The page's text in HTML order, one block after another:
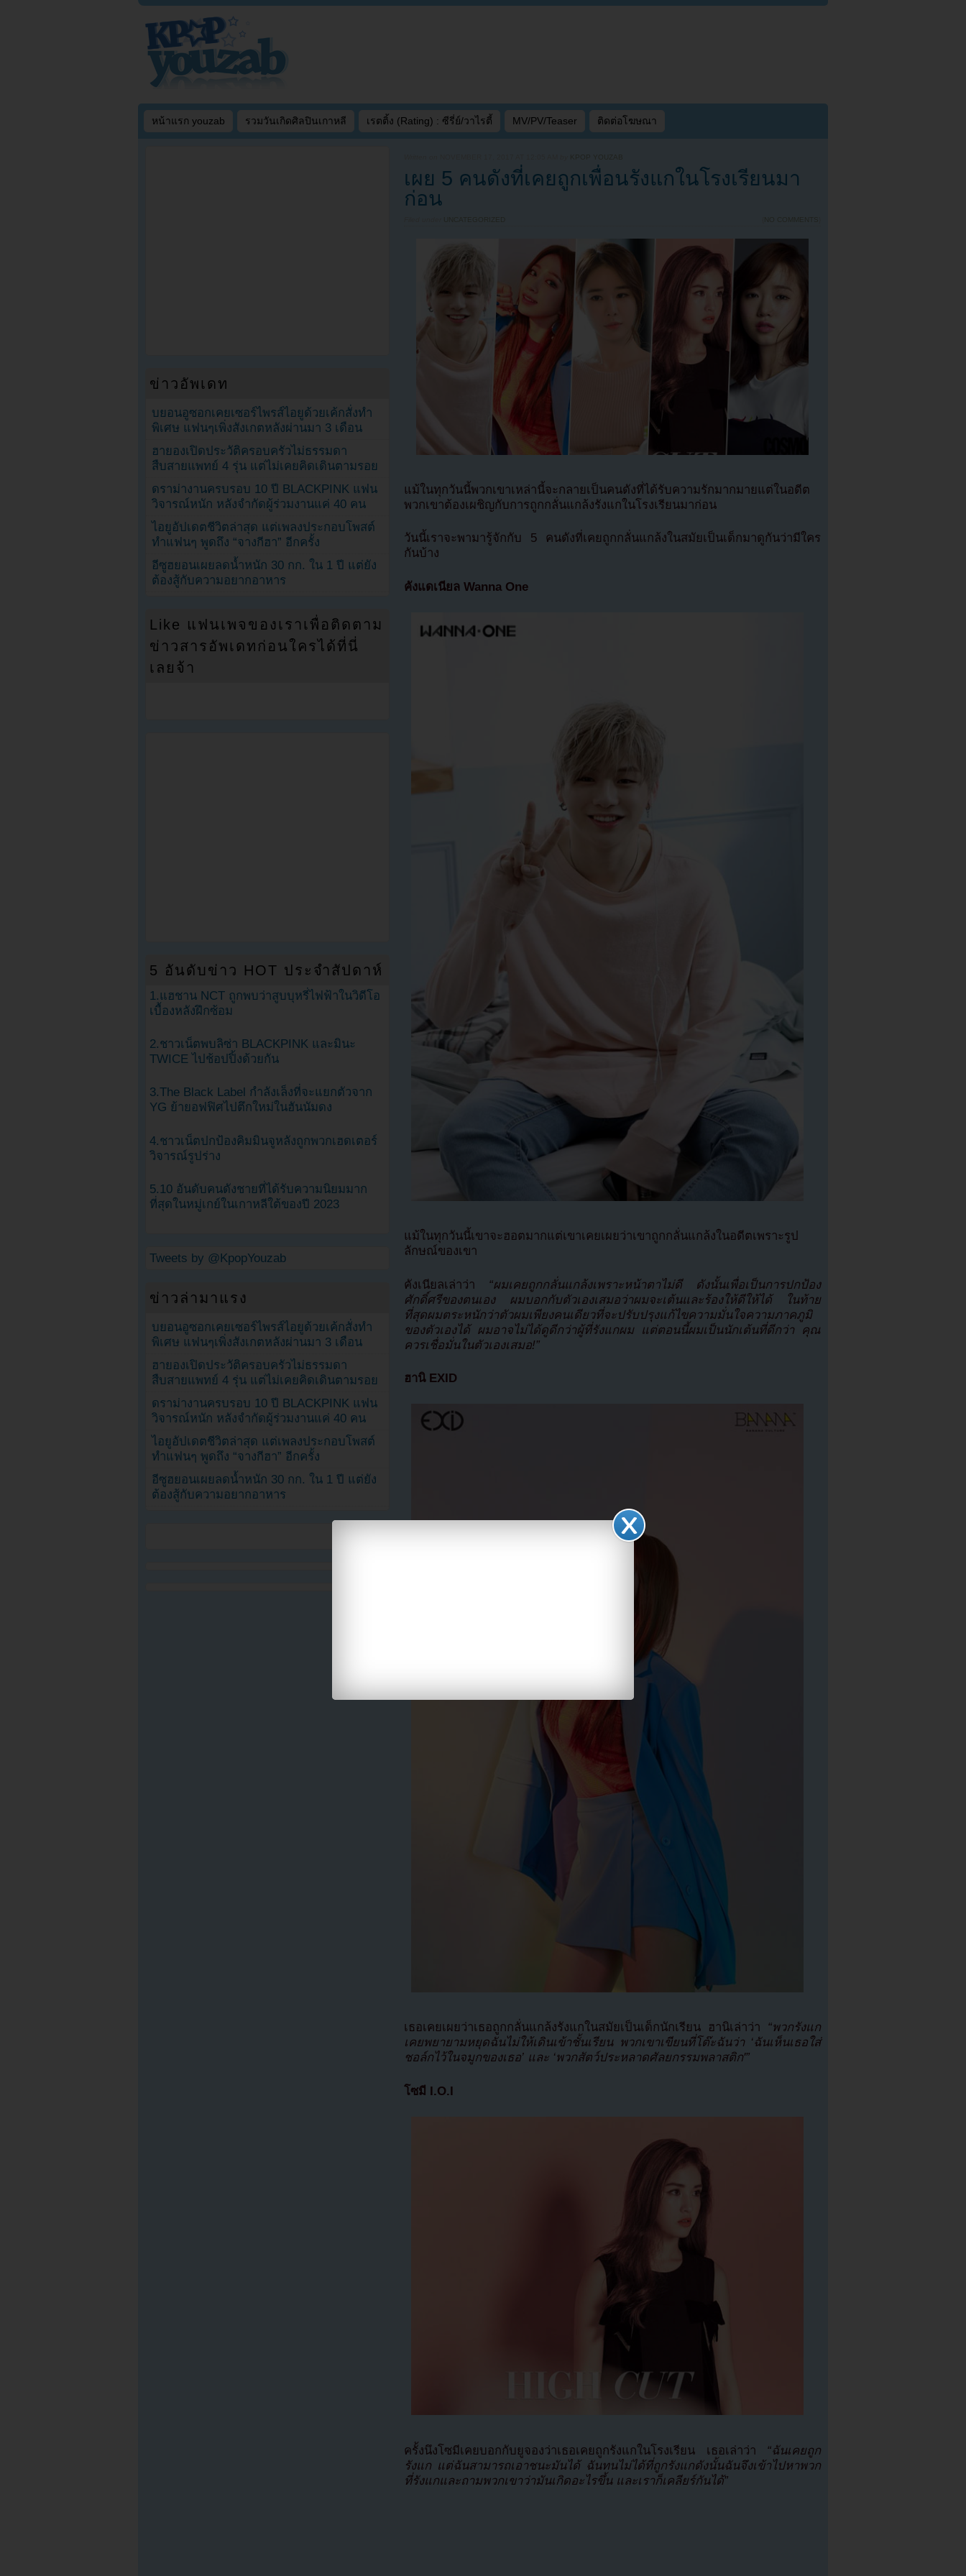
หน้าแรก youzab รวมวันเกิดศิลปินเกาหลี เรตติ้ง (Rating) : ซีรี่ย์/วาไรตี้ MV/PV/Teaser ติดต่อโฆษณา
KPOP YOUZAB
เผย 5 คนดังที่เคยถูกเพื่อนรังแกในโรงเรียนมา
ก่อน
UNCATEGORIZED NO COMMENTS
แม้ในทุกวันนี้พวกเขาเหล่านี้จะกลายเป็นคนดังที่ได้รับความรักมากมายแต่ในอดีต
พวกเขาต้องเผชิญกับการถูกกลั่นแกล้งรังแกในโรงเรียนมาก่อน
วันนี้เราจะพามารู้จักกับ 5 คนดังที่เคยถูกกลั่นแกล้งในสมัยเป็นเด็กมาดูกันว่ามีใคร
กันบ้าง
คังแดเนียล Wanna One
แม้ในทุกวันนี้เขาจะฮอตมากแต่เขาเคยเผยว่าเขาถูกกลั่นแกล้งในอดีตเพราะรูป
ลักษณ์ของเขา
คังเนียลเล่าว่า “ผมเคยถูกกลั่นแกล้งเพราะหน้าตาไม่ดี ดังนั้นเพื่อเป็นการปกป้อง
ศักดิ์ศรีของตนเอง ผมบอกกับตัวเองเสมอว่าผมจะเต้นและร้องให้ดีให้ได้ ในท้าย
ที่สุดผมตระหนักว่าตัวผมเพียงคนเดียวที่จะปรับปรุงแก้ไขความมั่นใจความภาคภูมิ
ของตัวเองได้ ผมอาจไม่ได้ดูดีกว่าผู้ที่รังแกผม แต่ตอนนี้ผมเป็นนักเต้นที่ดีกว่า คุณ
ควรเชื่อมั่นในตัวเองเสมอ!”
ฮานิ EXID
เธอเคยเผยว่าเธอถูกกลั่นแกล้งรังแกในสมัยเป็นเด็กนักเรียน ฮานิเล่าว่า “พวกรังแก
เคยพยายามหยุดฉันไม่ให้เดินเข้าชั้นเรียน พวกเขาเขียนที่โต๊ะฉันว่า ‘ฉันเห็นเธอใส่
ชอล์กไว้ในจมูกของเธอ’ และ ‘พวกสัตว์ประหลาดศัลยกรรมพลาสติก'”
โซมี I.O.I
ครั้งนึงโซมีเคยบอกกับยูจองว่าเธอเคยถูกรังแกในโรงเรียน เธอเล่าว่า “ฉันเคยถูก
รังแก แต่ฉันสามารถเอาชนะมันได้ ฉันทนไม่ได้ที่ถูกรังแกดังนั้นฉันจึงเข้าไปหาพวก
ที่รังแกและถามพวกเขาว่ามันเกิดอะไรขึ้น และเราก็เคลียร์กันได้”
ข่าวอัพเดท
บยอนอูซอกเคยเซอร์ไพรส์ไอยูด้วยเค้กสั่งทำ
พิเศษ แฟนๆเพิ่งสังเกตหลังผ่านมา 3 เดือน
ฮายองเปิดประวัติครอบครัวไม่ธรรมดา
สืบสายแพทย์ 4 รุ่น แต่ไม่เคยคิดเดินตามรอย
ดราม่างานครบรอบ 10 ปี BLACKPINK แฟน
วิจารณ์หนัก หลังจำกัดผู้ร่วมงานแค่ 40 คน
ไอยูอัปเดตชีวิตล่าสุด แต่เพลงประกอบโพสต์
ทำแฟนๆ พูดถึง “จางกีฮา” อีกครั้ง
อีซูฮยอนเผยลดน้ำหนัก 30 กก. ใน 1 ปี แต่ยัง
ต้องสู้กับความอยากอาหาร
Like แฟนเพจของเราเพื่อติดตาม
ข่าวสารอัพเดทก่อนใครได้ที่นี่
เลยจ้า
5 อันดับข่าว HOT ประจำสัปดาห์
1.แฮชาน NCT ถูกพบว่าสูบบุหรี่ไฟฟ้าในวิดีโอ
เบื้องหลังฝึกซ้อม
2.ชาวเน็ตพบลิซ่า BLACKPINK และมินะ
TWICE ไปช้อปปิ้งด้วยกัน
3.The Black Label กำลังเล็งที่จะแยกตัวจาก
YG ย้ายอฟฟิศไปตึกใหม่ในฮันนัมดง
4.ชาวเน็ตปกป้องคิมมินจูหลังถูกพวกเฮดเตอร์
วิจารณ์รูปร่าง
5.10 อันดับคนดังชายที่ได้รับความนิยมมาก
ที่สุดในหมู่เกย์ในเกาหลีใต้ของปี 2023
Tweets by @KpopYouzab
ข่าวล่ามาแรง
บยอนอูซอกเคยเซอร์ไพรส์ไอยูด้วยเค้กสั่งทำ
พิเศษ แฟนๆเพิ่งสังเกตหลังผ่านมา 3 เดือน
ฮายองเปิดประวัติครอบครัวไม่ธรรมดา
สืบสายแพทย์ 4 รุ่น แต่ไม่เคยคิดเดินตามรอย
ดราม่างานครบรอบ 10 ปี BLACKPINK แฟน
วิจารณ์หนัก หลังจำกัดผู้ร่วมงานแค่ 40 คน
ไอยูอัปเดตชีวิตล่าสุด แต่เพลงประกอบโพสต์
ทำแฟนๆ พูดถึง “จางกีฮา” อีกครั้ง
อีซูฮยอนเผยลดน้ำหนัก 30 กก. ใน 1 ปี แต่ยัง
ต้องสู้กับความอยากอาหาร